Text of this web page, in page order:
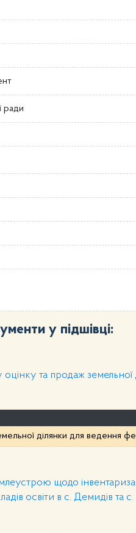
ради
у підшівці:
та продаж
ділянки для ведення
щодо
освіти в с. Демидів та